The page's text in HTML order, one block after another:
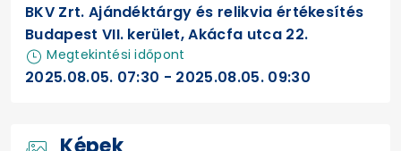
BKV Zrt. Ajándéktárgy és relikvia értékesítés
Budapest VII. kerület, Akácfa utca 22.
Megtekintési időpont
2025.08.05. 07:30 - 2025.08.05. 09:30